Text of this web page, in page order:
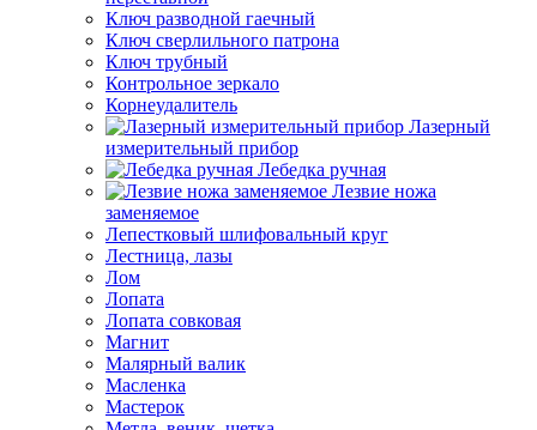
Ключ разводной гаечный
Ключ сверлильного патрона
Ключ трубный
Контрольное зеркало
Корнеудалитель
Лазерный
измерительный прибор
Лебедка ручная
Лезвие ножа
заменяемое
Лепестковый шлифовальный круг
Лестница, лазы
Лом
Лопата
Лопата совковая
Магнит
Малярный валик
Масленка
Мастерок